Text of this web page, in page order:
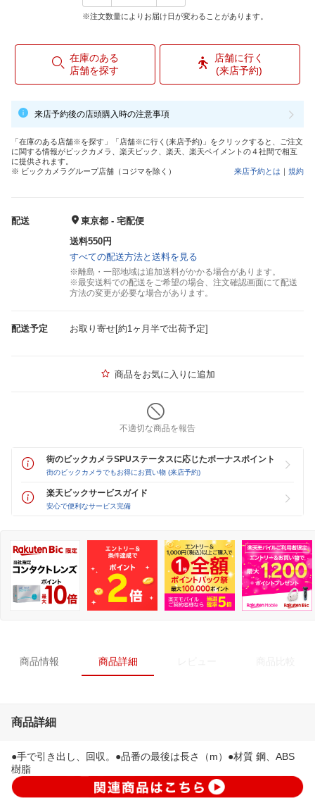
※注文数量によりお届け日が変わることがあります。
在庫のある
店舗を探す
店舗に行く
(来店予約)
来店予約後の店頭購入時の注意事項
「在庫のある店舗※を探す」「店舗※に行く(来店予約)」をクリックすると、ご注文
に関する情報がビックカメラ、楽天ビック、楽天、楽天ペイメントの４社間で相互
に提供されます。
※ ビックカメラグループ店舗（コジマを除く）
来店予約とは ｜ 規約
配送
東京都 - 宅配便
送料550円
すべての配送方法と送料を見る
※離島・一部地域は追加送料がかかる場合があります。
※最安送料での配送をご希望の場合、注文確認画面にて配送
方法の変更が必要な場合があります。
配送予定 お取り寄せ[約1ヶ月半で出荷予定]
商品をお気に入りに追加
不適切な商品を報告
街のビックカメラSPUステータスに応じたボーナスポイント
街のビックカメラでもお得にお買い物 (来店予約)
楽天ビックサービスガイド
安心で便利なサービス完備
商品情報 商品詳細
商品詳細
●手で引き出し、回収。●品番の最後は長さ（m）●材質 鋼、ABS
樹脂